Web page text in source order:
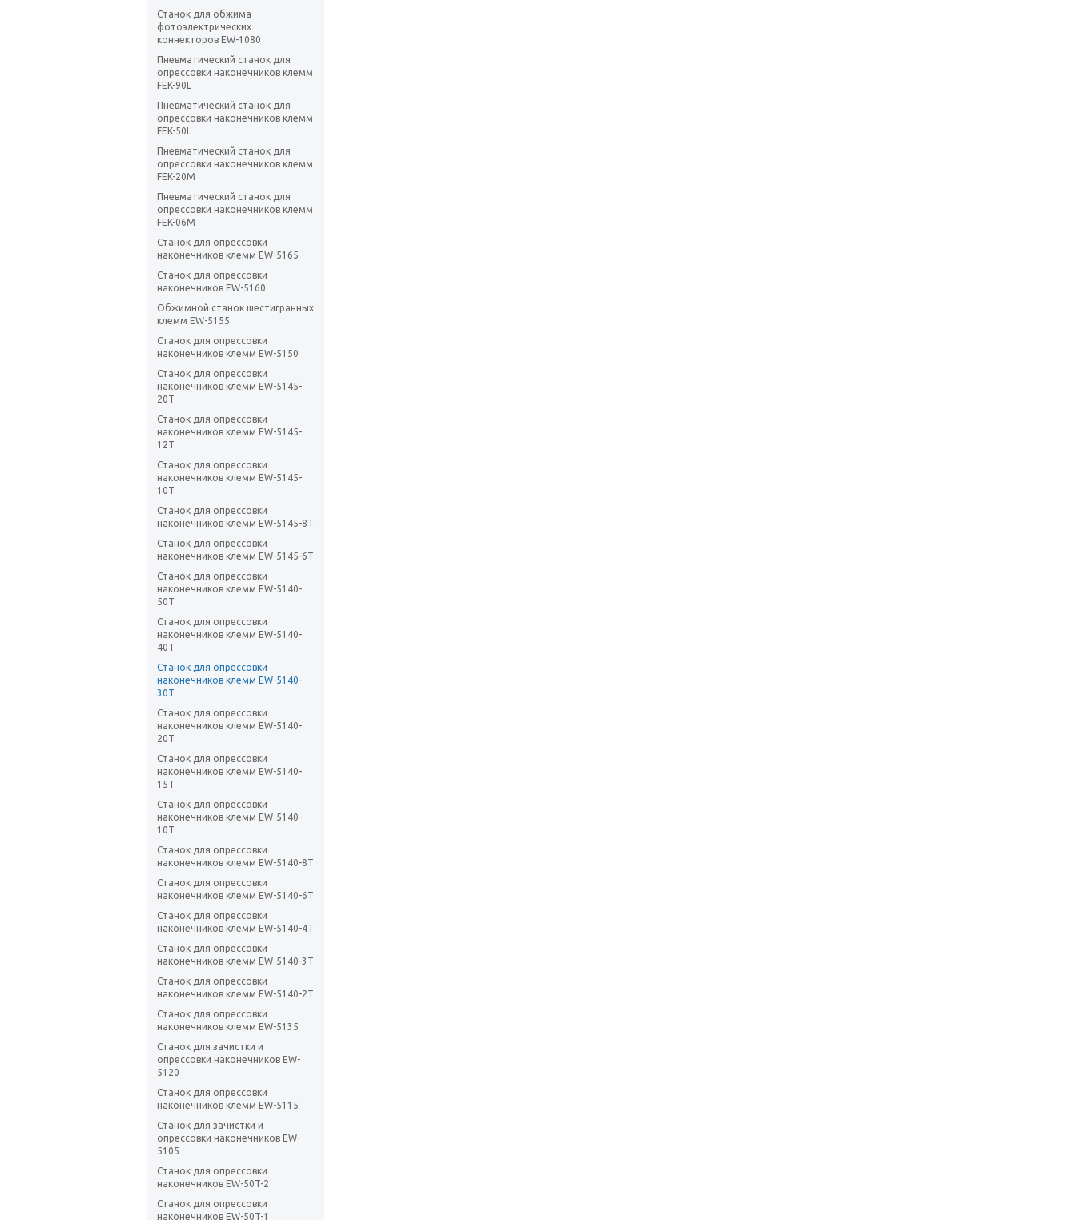
Станок для обжима
фотоэлектрических
коннекторов EW-1080
Пневматический станок для
опрессовки наконечников клемм
FEK-90L
Пневматический станок для
опрессовки наконечников клемм
FEK-50L
Пневматический станок для
опрессовки наконечников клемм
FEK-20M
Пневматический станок для
опрессовки наконечников клемм
FEK-06M
Станок для опрессовки
наконечников клемм EW-5165
Станок для опрессовки
наконечников EW-5160
Обжимной станок шестигранных
клемм EW-5155
Станок для опрессовки
наконечников клемм EW-5150
Станок для опрессовки
наконечников клемм EW-5145-
20T
Станок для опрессовки
наконечников клемм EW-5145-
12T
Станок для опрессовки
наконечников клемм EW-5145-
10T
Станок для опрессовки
наконечников клемм EW-5145-8T
Станок для опрессовки
наконечников клемм EW-5145-6T
Станок для опрессовки
наконечников клемм EW-5140-
50T
Станок для опрессовки
наконечников клемм EW-5140-
40T
Станок для опрессовки
наконечников клемм EW-5140-
30T
Станок для опрессовки
наконечников клемм EW-5140-
20T
Станок для опрессовки
наконечников клемм EW-5140-
15T
Станок для опрессовки
наконечников клемм EW-5140-
10T
Станок для опрессовки
наконечников клемм EW-5140-8T
Станок для опрессовки
наконечников клемм EW-5140-6T
Станок для опрессовки
наконечников клемм EW-5140-4T
Станок для опрессовки
наконечников клемм EW-5140-3T
Станок для опрессовки
наконечников клемм EW-5140-2T
Станок для опрессовки
наконечников клемм EW-5135
Станок для зачистки и
опрессовки наконечников EW-
5120
Станок для опрессовки
наконечников клемм EW-5115
Станок для зачистки и
опрессовки наконечников EW-
5105
Станок для опрессовки
наконечников EW-50T-2
Станок для опрессовки
наконечников EW-50T-1